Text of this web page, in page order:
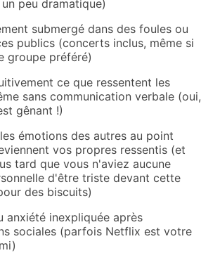
peu dramatique)
submergé dans des foules ou
publics (concerts inclus, même si
groupe préféré)
ce que ressentent les
sans communication verbale (oui,
gênant !)
émotions des autres au point
vos propres ressentis (et
tard que vous n'aviez aucune
d'être triste devant cette
des biscuits)
anxiété inexpliquée après
sociales (parfois Netflix est votre